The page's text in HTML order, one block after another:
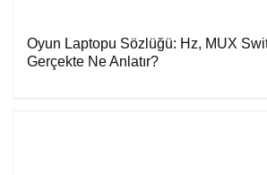
Oyun Laptopu Sözlüğü: Hz, MUX
Gerçekte Ne Anlatır?